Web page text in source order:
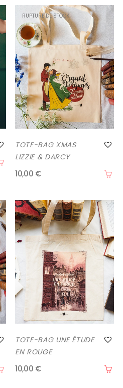
RUPTURE DE STOCK
TOTE-BAG XMAS
LIZZIE & DARCY
10,00 €
TOTE-BAG UNE ÉTUDE
EN ROUGE
10,00 €